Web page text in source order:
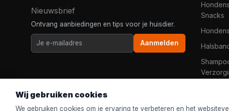
Nieuwsbrief
Ontvang aanbiedingen en tips voor je huisdier.
Aanmelden
Snacks
Wij gebruiken cookies
We gebruiken cookies om je ervaring te verbeteren en het